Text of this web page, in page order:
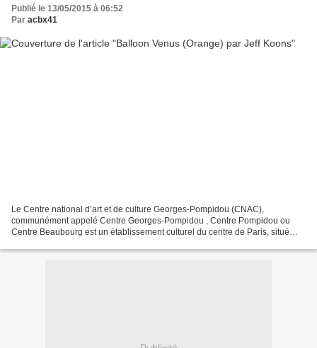
Publié le 13/05/2015 à 06:52
Par acbx41
Le Centre national d’art et de culture Georges-Pompidou (CNAC),
communément appelé Centre Georges-Pompidou , Centre Pompidou ou
Centre Beaubourg est un établissement culturel du centre de Paris, situé